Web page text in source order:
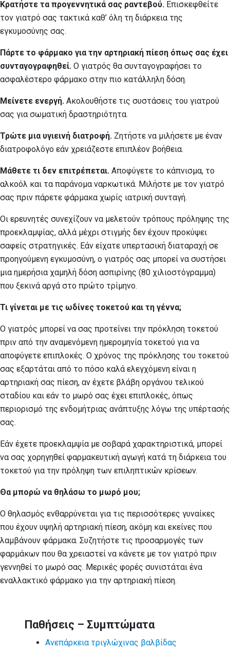
Κρατήστε τα προγεννητικά σας ραντεβού. Επισκεφθείτε
τον γιατρό σας τακτικά καθ’ όλη τη διάρκεια της
εγκυμοσύνης σας.
Πάρτε το φάρμακο για την αρτηριακή πίεση όπως σας έχει
συνταγογραφηθεί. Ο γιατρός θα συνταγογραφήσει το
ασφαλέστερο φάρμακο στην πιο κατάλληλη δόση.
Μείνετε ενεργή. Ακολουθήστε τις συστάσεις του γιατρού
σας για σωματική δραστηριότητα.
Τρώτε μια υγιεινή διατροφή. Ζητήστε να μιλήσετε με έναν
διατροφολόγο εάν χρειάζεστε επιπλέον βοήθεια.
Μάθετε τι δεν επιτρέπεται. Αποφύγετε το κάπνισμα, το
αλκοόλ και τα παράνομα ναρκωτικά. Μιλήστε με τον γιατρό
σας πριν πάρετε φάρμακα χωρίς ιατρική συνταγή.
Οι ερευνητές συνεχίζουν να μελετούν τρόπους πρόληψης της
προεκλαμψίας, αλλά μέχρι στιγμής δεν έχουν προκύψει
σαφείς στρατηγικές. Εάν είχατε υπερτασική διαταραχή σε
προηγούμενη εγκυμοσύνη, ο γιατρός σας μπορεί να συστήσει
μια ημερήσια χαμηλή δόση ασπιρίνης (80 χιλιοστόγραμμα)
που ξεκινά αργά στο πρώτο τρίμηνο.
Τι γίνεται με τις ωδίνες τοκετού και τη γέννα;
Ο γιατρός μπορεί να σας προτείνει την πρόκληση τοκετού
πριν από την αναμενόμενη ημερομηνία τοκετού για να
αποφύγετε επιπλοκές. Ο χρόνος της πρόκλησης του τοκετού
σας εξαρτάται από το πόσο καλά ελεγχόμενη είναι η
αρτηριακή σας πίεση, αν έχετε βλάβη οργάνου τελικού
σταδίου και εάν το μωρό σας έχει επιπλοκές, όπως
περιορισμό της ενδομήτριας ανάπτυξης λόγω της υπέρτασής
σας.
Εάν έχετε προεκλαμψία με σοβαρά χαρακτηριστικά, μπορεί
να σας χορηγηθεί φαρμακευτική αγωγή κατά τη διάρκεια του
τοκετού για την πρόληψη των επιληπτικών κρίσεων.
Θα μπορώ να θηλάσω το μωρό μου;
Ο θηλασμός ενθαρρύνεται για τις περισσότερες γυναίκες
που έχουν υψηλή αρτηριακή πίεση, ακόμη και εκείνες που
λαμβάνουν φάρμακα. Συζητήστε τις προσαρμογές των
φαρμάκων που θα χρειαστεί να κάνετε με τον γιατρό πριν
γεννηθεί το μωρό σας. Μερικές φορές συνιστάται ένα
εναλλακτικό φάρμακο για την αρτηριακή πίεση.
Παθήσεις – Συμπτώματα
Ανεπάρκεια τριγλώχινας βαλβίδας